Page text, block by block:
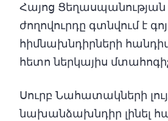
Հայոց Ցեղասպանության
ժողովուրդը գտնվում է
հիմնախնդիրների
հետո ներկայիս
Սուրբ Նահատակների
նախանձախնդիր լինել